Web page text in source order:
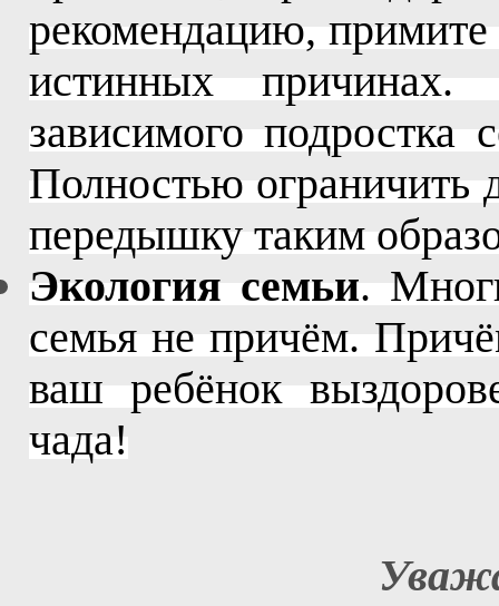
рекомендацию,
истинных
зависимого
Полностью ограничить
передышку таким
Экология семьи.
семья не причём.
ваш ребёнок
чада!